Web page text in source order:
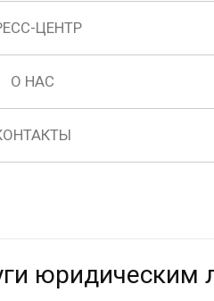
ЦЕНТР
О НАС
юридическим